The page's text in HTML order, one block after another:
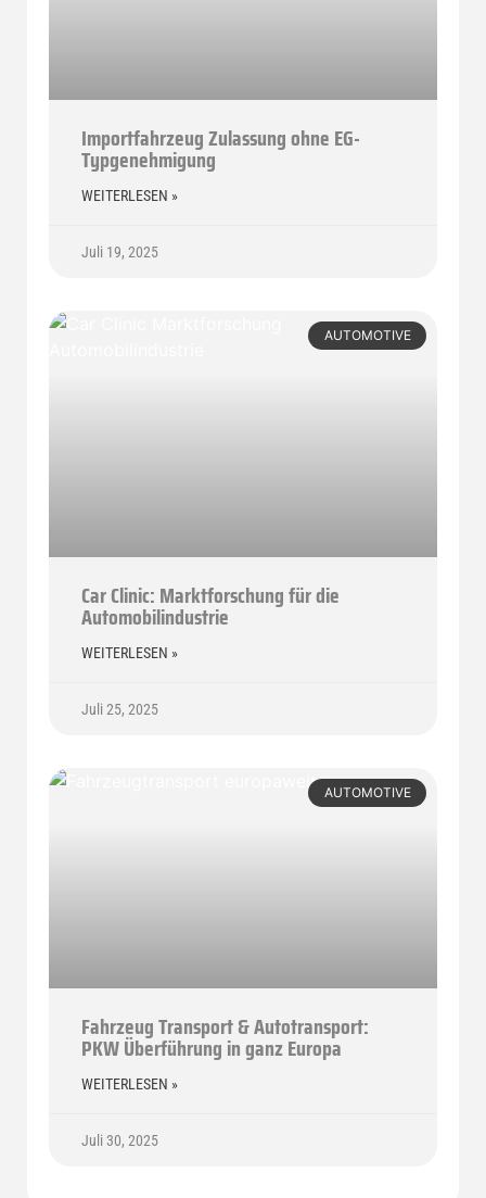
Importfahrzeug Zulassung ohne EG-
Typgenehmigung
WEITERLESEN »
Juli 19, 2025
AUTOMOTIVE
Car Clinic: Marktforschung für die
Automobilindustrie
WEITERLESEN »
Juli 25, 2025
AUTOMOTIVE
Fahrzeug Transport & Autotransport:
PKW Überführung in ganz Europa
WEITERLESEN »
Juli 30, 2025